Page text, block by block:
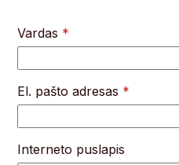
Vardas *
El. pašto adresas *
Interneto puslapis